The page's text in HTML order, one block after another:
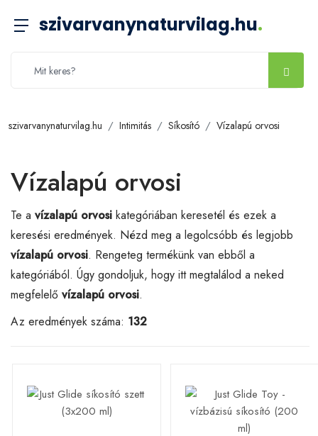
szivarvanynaturvilag.hu.
szivarvanynaturvilag.hu Intimitás Síkosító Vízalapú orvosi
Vízalapú orvosi
Te a vízalapú orvosi kategóriában keresetél és ezek a
keresési eredmények. Nézd meg a legolcsóbb és legjobb
vízalapú orvosi. Rengeteg termékünk van ebből a
kategóriából. Úgy gondoljuk, hogy itt megtalálod a neked
megfelelő vízalapú orvosi.
Az eredmények száma: 132